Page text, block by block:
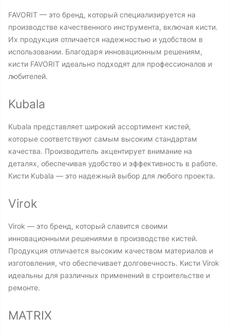
FAVORIT — это бренд, который специализируется на
производстве качественного инструмента, включая кисти.
Их продукция отличается надежностью и удобством в
использовании. Благодаря инновационным решениям,
кисти FAVORIT идеально подходят для профессионалов и
любителей.
Kubala
Kubala представляет широкий ассортимент кистей,
которые соответствуют самым высоким стандартам
качества. Производитель акцентирует внимание на
деталях, обеспечивая удобство и эффективность в работе.
Кисти Kubala — это надежный выбор для любого проекта.
Virok
Virok — это бренд, который славится своими
инновационными решениями в производстве кистей.
Продукция отличается высоким качеством материалов и
изготовления, что обеспечивает долговечность. Кисти Virok
идеальны для различных применений в строительстве и
ремонте.
MATRIX